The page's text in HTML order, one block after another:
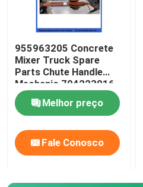
955963205 Concrete
Mixer Truck Spare
Parts Chute Handle
Mechanic 704223016
Melhor preço
Fale Conosco